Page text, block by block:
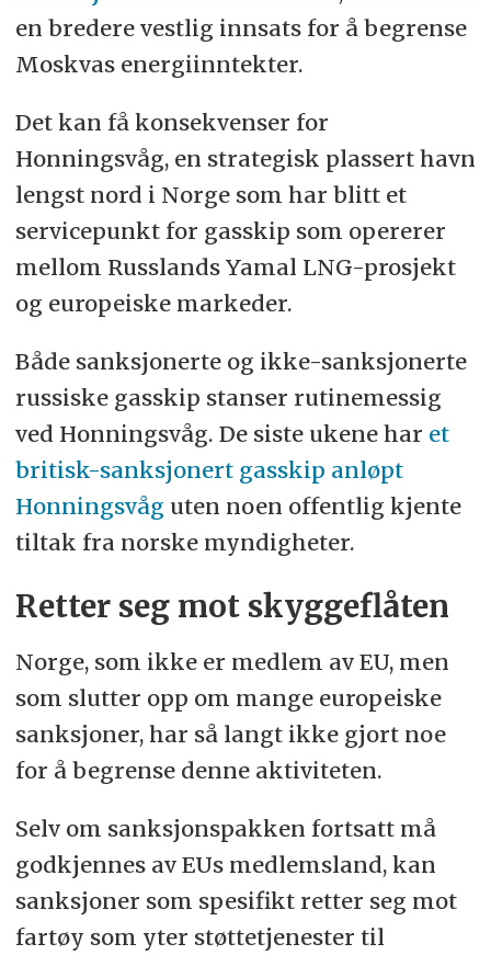
en bredere vestlig innsats for å begrense
Moskvas energiinntekter.
Det kan få konsekvenser for
Honningsvåg, en strategisk plassert havn
lengst nord i Norge som har blitt et
servicepunkt for gasskip som opererer
mellom Russlands Yamal LNG-prosjekt
og europeiske markeder.
Både sanksjonerte og ikke-sanksjonerte
russiske gasskip stanser rutinemessig
ved Honningsvåg. De siste ukene har et
britisk-sanksjonert gasskip anløpt
Honningsvåg uten noen offentlig kjente
tiltak fra norske myndigheter.
Retter seg mot skyggeflåten
Norge, som ikke er medlem av EU, men
som slutter opp om mange europeiske
sanksjoner, har så langt ikke gjort noe
for å begrense denne aktiviteten.
Selv om sanksjonspakken fortsatt må
godkjennes av EUs medlemsland, kan
sanksjoner som spesifikt retter seg mot
fartøy som yter støttetjenester til